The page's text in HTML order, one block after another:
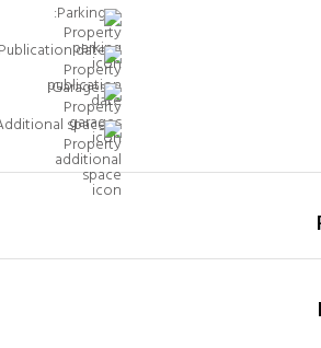
Parking:
Publication date:
Garages:
space: